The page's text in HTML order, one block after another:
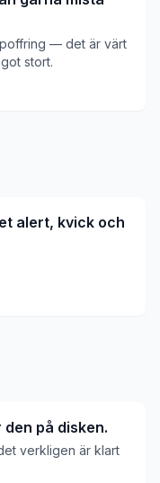
— det är värt
stort.
alert, kvick och
på disken.
verkligen är klart